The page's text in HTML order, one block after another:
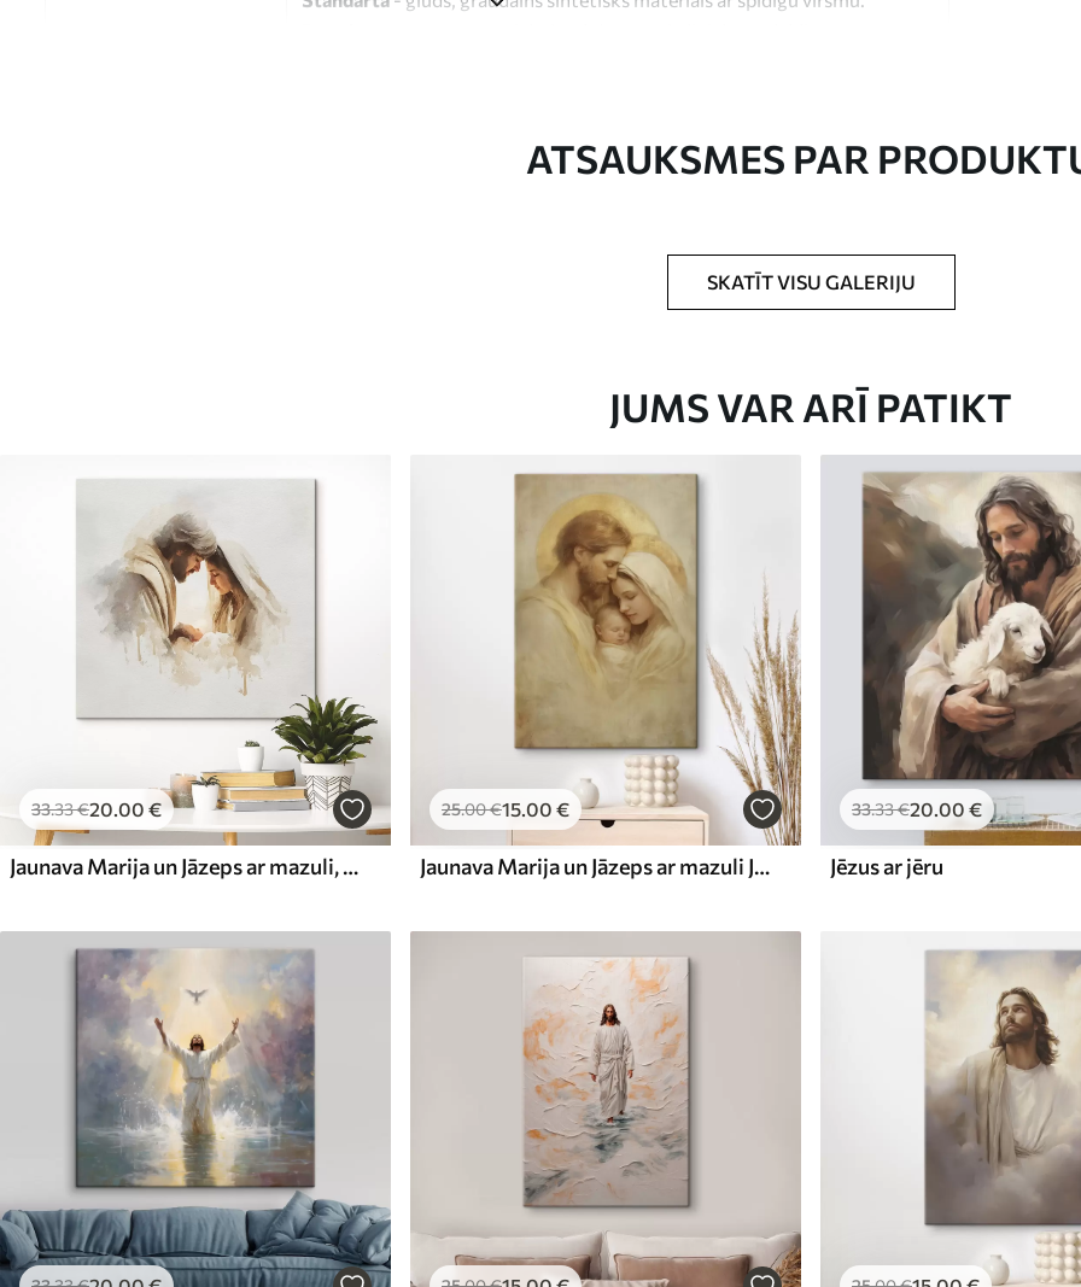
Eco-Premium
ATSAUKSMES PAR
SKATĪT VISU GALERIJU
JUMS VAR ARĪ PATIKT
33.33€20.00 €
Jaunava Marija un Jāzeps ar mazuli, akvareļa stilā
25.00€15.00 €
Jaunava Marija un Jāzeps ar mazuli Jēzu vecā freskas stilā
33.33€20.00 €
Jēzus ar jēru